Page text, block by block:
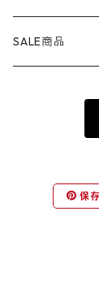
サノス
スパイダーグ
ドクター・ド
ダンボ
101匹わんちゃ
不思議の国の
呪術廻戦
推しの子
缶バッジ ・ 缶
ファッション雑
ウォータードー
ボトルホルダー
タオル・バスマッ
ペンケース
BB Designs
COMANSI
SALE商品
保存